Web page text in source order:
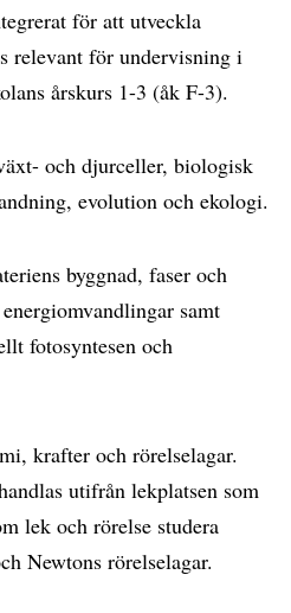
för att utveckla
relevant för undervisning i
årskurs 1-3 (åk F-3).
och djurceller, biologisk
evolution och ekologi.
byggnad, faser och
samt
fotosyntesen och
krafter och rörelselagar.
utifrån lekplatsen som
lek och rörelse studera
Newtons rörelselagar.